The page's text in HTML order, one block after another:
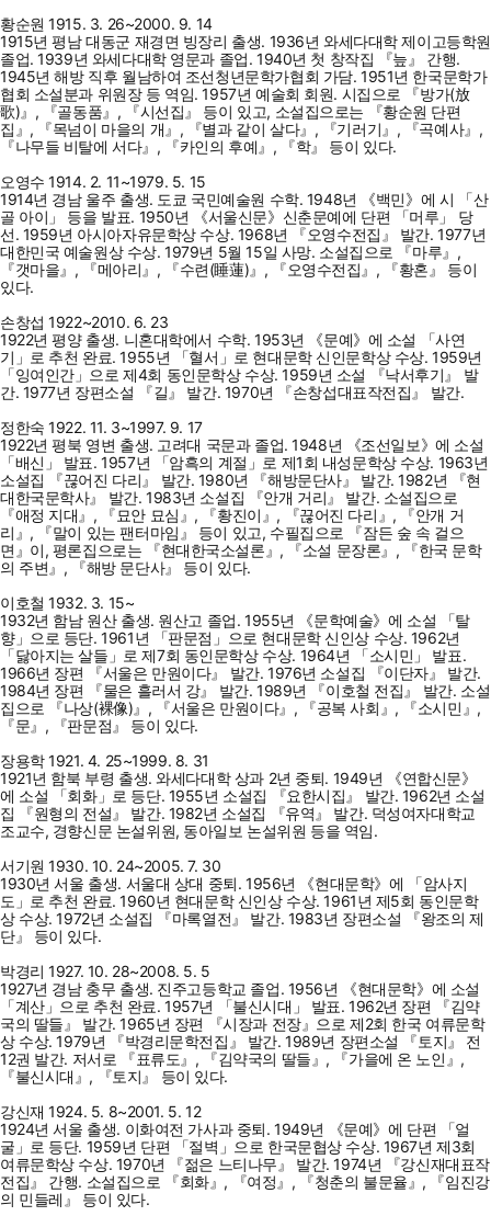
황순원 1915. 3. 26~2000. 9. 14
1915년 평남 대동군 재경면 빙장리 출생. 1936년 와세다대학 제이고등학원
졸업. 1939년 와세다대학 영문과 졸업. 1940년 첫 창작집 『늪』 간행.
1945년 해방 직후 월남하여 조선청년문학가협회 가담. 1951년 한국문학가
협회 소설분과 위원장 등 역임. 1957년 예술회 회원. 시집으로 『방가(放
歌)』, 『골동품』, 『시선집』 등이 있고, 소설집으로는 『황순원 단편
집』, 『목넘이 마을의 개』, 『별과 같이 살다』, 『기러기』, 『곡예사』,
『나무들 비탈에 서다』, 『카인의 후예』, 『학』 등이 있다.
오영수 1914. 2. 11~1979. 5. 15
1914년 경남 울주 출생. 도쿄 국민예술원 수학. 1948년 《백민》에 시 「산
골 아이」 등을 발표. 1950년 《서울신문》신춘문예에 단편 「머루」 당
선. 1959년 아시아자유문학상 수상. 1968년 『오영수전집』 발간. 1977년
대한민국 예술원상 수상. 1979년 5월 15일 사망. 소설집으로 『마루』,
『갯마을』, 『메아리』, 『수련(睡蓮)』, 『오영수전집』, 『황혼』 등이
있다.
손창섭 1922~2010. 6. 23
1922년 평양 출생. 니혼대학에서 수학. 1953년 《문예》에 소설 「사연
기」로 추천 완료. 1955년 「혈서」로 현대문학 신인문학상 수상. 1959년
「잉여인간」으로 제4회 동인문학상 수상. 1959년 소설 『낙서후기』 발
간. 1977년 장편소설 『길』 발간. 1970년 『손창섭대표작전집』 발간.
정한숙 1922. 11. 3~1997. 9. 17
1922년 평북 영변 출생. 고려대 국문과 졸업. 1948년 《조선일보》에 소설
「배신」 발표. 1957년 「암흑의 계절」로 제1회 내성문학상 수상. 1963년
소설집 『끊어진 다리』 발간. 1980년 『해방문단사』 발간. 1982년 『현
대한국문학사』 발간. 1983년 소설집 『안개 거리』 발간. 소설집으로
『애정 지대』, 『묘안 묘심』, 『황진이』, 『끊어진 다리』, 『안개 거
리』, 『말이 있는 팬터마임』 등이 있고, 수필집으로 『잠든 숲 속 걸으
면』이, 평론집으로는 『현대한국소설론』, 『소설 문장론』, 『한국 문학
의 주변』, 『해방 문단사』 등이 있다.
이호철 1932. 3. 15~
1932년 함남 원산 출생. 원산고 졸업. 1955년 《문학예술》에 소설 「탈
향」으로 등단. 1961년 「판문점」으로 현대문학 신인상 수상. 1962년
「닳아지는 살들」로 제7회 동인문학상 수상. 1964년 「소시민」 발표.
1966년 장편 『서울은 만원이다』 발간. 1976년 소설집 『이단자』 발간.
1984년 장편 『물은 흘러서 강』 발간. 1989년 『이호철 전집』 발간. 소설
집으로 『나상(裸像)』, 『서울은 만원이다』, 『공복 사회』, 『소시민』,
『문』, 『판문점』 등이 있다.
장용학 1921. 4. 25~1999. 8. 31
1921년 함북 부령 출생. 와세다대학 상과 2년 중퇴. 1949년 《연합신문》
에 소설 「회화」로 등단. 1955년 소설집 『요한시집』 발간. 1962년 소설
집 『원형의 전설』 발간. 1982년 소설집 『유역』 발간. 덕성여자대학교
조교수, 경향신문 논설위원, 동아일보 논설위원 등을 역임.
서기원 1930. 10. 24~2005. 7. 30
1930년 서울 출생. 서울대 상대 중퇴. 1956년 《현대문학》에 「암사지
도」로 추천 완료. 1960년 현대문학 신인상 수상. 1961년 제5회 동인문학
상 수상. 1972년 소설집 『마록열전』 발간. 1983년 장편소설 『왕조의 제
단』 등이 있다.
박경리 1927. 10. 28~2008. 5. 5
1927년 경남 충무 출생. 진주고등학교 졸업. 1956년 《현대문학》에 소설
「계산」으로 추천 완료. 1957년 「불신시대」 발표. 1962년 장편 『김약
국의 딸들』 발간. 1965년 장편 『시장과 전장』으로 제2회 한국 여류문학
상 수상. 1979년 『박경리문학전집』 발간. 1989년 장편소설 『토지』 전
12권 발간. 저서로 『표류도』, 『김약국의 딸들』, 『가을에 온 노인』,
『불신시대』, 『토지』 등이 있다.
강신재 1924. 5. 8~2001. 5. 12
1924년 서울 출생. 이화여전 가사과 중퇴. 1949년 《문예》에 단편 「얼
굴」로 등단. 1959년 단편 「절벽」으로 한국문협상 수상. 1967년 제3회
여류문학상 수상. 1970년 『젊은 느티나무』 발간. 1974년 『강신재대표작
전집』 간행. 소설집으로 『회화』, 『여정』, 『청춘의 불문율』, 『임진강
의 민들레』 등이 있다.